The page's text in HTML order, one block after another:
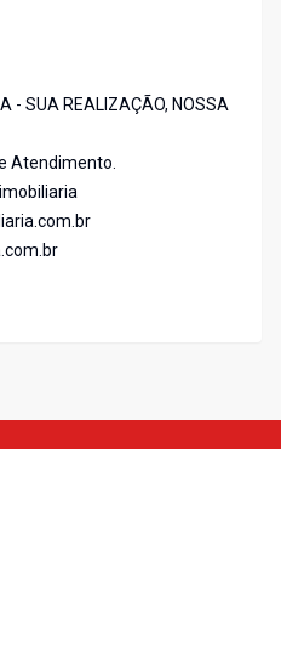
- SUA REALIZAÇÃO, NOSSA
Atendimento.